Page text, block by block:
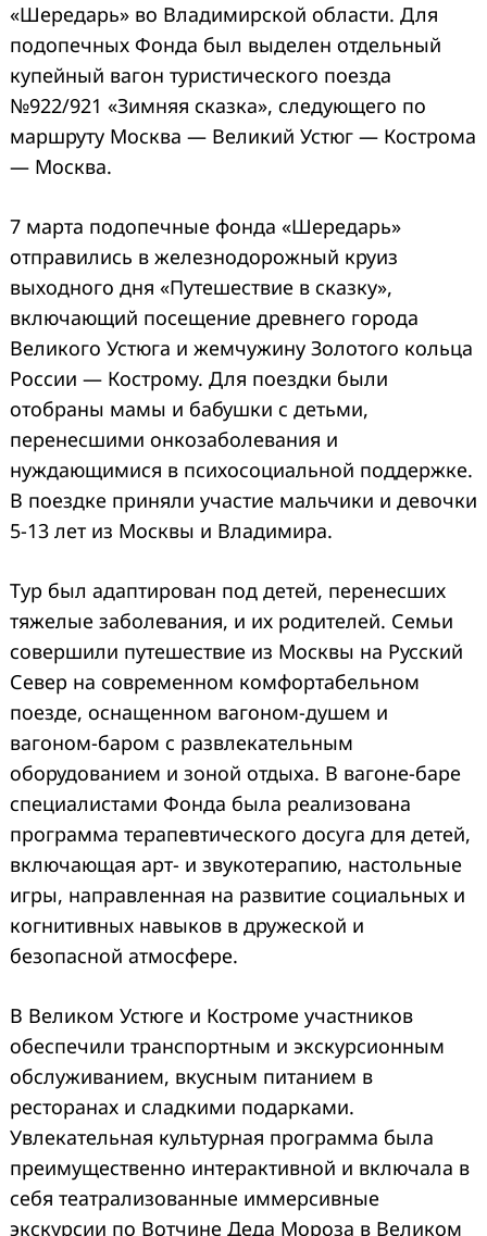
«Шередарь» во Владимирской области. Для
подопечных Фонда был выделен отдельный
купейный вагон туристического поезда
№922/921 «Зимняя сказка», следующего по
маршруту Москва — Великий Устюг — Кострома
— Москва.
7 марта подопечные фонда «Шередарь»
отправились в железнодорожный круиз
выходного дня «Путешествие в сказку»,
включающий посещение древнего города
Великого Устюга и жемчужину Золотого кольца
России — Кострому. Для поездки были
отобраны мамы и бабушки с детьми,
перенесшими онкозаболевания и
нуждающимися в психосоциальной поддержке.
В поездке приняли участие мальчики и девочки
5-13 лет из Москвы и Владимира.
Тур был адаптирован под детей, перенесших
тяжелые заболевания, и их родителей. Семьи
совершили путешествие из Москвы на Русский
Север на современном комфортабельном
поезде, оснащенном вагоном-душем и
вагоном-баром с развлекательным
оборудованием и зоной отдыха. В вагоне-баре
специалистами Фонда была реализована
программа терапевтического досуга для детей,
включающая арт- и звукотерапию, настольные
игры, направленная на развитие социальных и
когнитивных навыков в дружеской и
безопасной атмосфере.
В Великом Устюге и Костроме участников
обеспечили транспортным и экскурсионным
обслуживанием, вкусным питанием в
ресторанах и сладкими подарками.
Увлекательная культурная программа была
преимущественно интерактивной и включала в
себя театрализованные иммерсивные
экскурсии по Вотчине Деда Мороза в Великом